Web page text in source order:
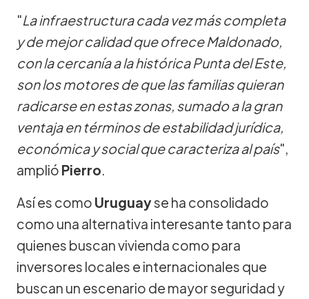
"La infraestructura cada vez más completa
y de mejor calidad que ofrece Maldonado,
con la cercanía a la histórica Punta del Este,
son los motores de que las familias quieran
radicarse en estas zonas, sumado a la gran
ventaja en términos de estabilidad jurídica,
económica y social que caracteriza al país",
amplió Pierro.
Así es como Uruguayse ha consolidado
como una alternativa interesante tanto para
quienes buscan vivienda como para
inversores locales e internacionales que
buscan un escenario de mayor seguridad y